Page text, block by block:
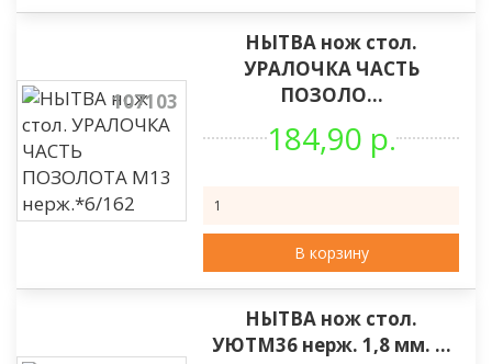
107103
НЫТВА нож стол.
УРАЛОЧКА ЧАСТЬ
ПОЗОЛО...
184,90 р.
В корзину
НЫТВА нож стол.
УЮТМ36 нерж. 1,8 мм. ...